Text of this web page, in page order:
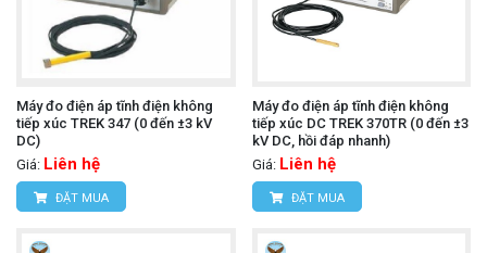
Máy đo điện áp tĩnh điện không
tiếp xúc TREK 347 (0 đến ±3 kV
DC)
Giá: Liên hệ
ĐẶT MUA
Máy đo điện áp tĩnh điện không
tiếp xúc DC TREK 370TR (0 đến ±3
kV DC, hồi đáp nhanh)
Giá: Liên hệ
ĐẶT MUA